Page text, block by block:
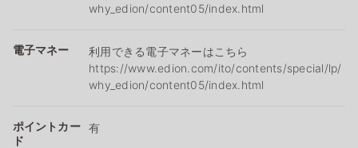
why_edion/content05/index.html
電子マネー
利用できる電子マネーはこちら
https://www.edion.com/ito/contents/special/lp/
why_edion/content05/index.html
ポイントカー
ド
有